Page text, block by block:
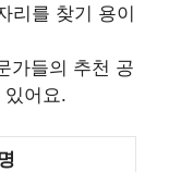
리를 찾기 용이
가들의 추천 공
있어요.